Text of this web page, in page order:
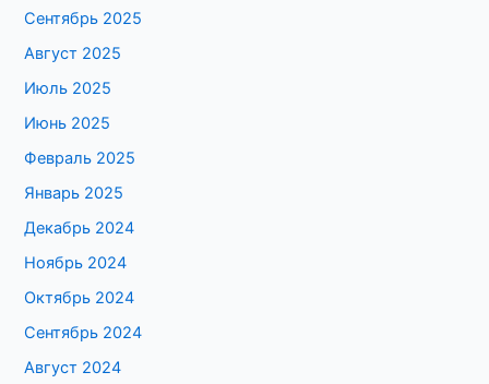
Сентябрь 2025
Август 2025
Июль 2025
Июнь 2025
Февраль 2025
Январь 2025
Декабрь 2024
Ноябрь 2024
Октябрь 2024
Сентябрь 2024
Август 2024